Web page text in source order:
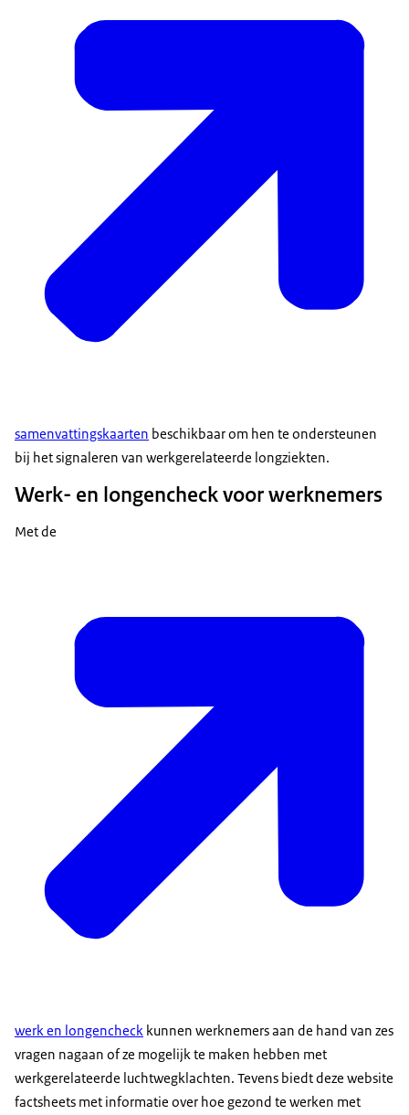
samenvattingskaarten beschikbaar om hen te ondersteunen
bij het signaleren van werkgerelateerde longziekten.
Werk- en longencheck voor werknemers
Met de
werk en longencheck kunnen werknemers aan de hand van zes
vragen nagaan of ze mogelijk te maken hebben met
werkgerelateerde luchtwegklachten. Tevens biedt deze website
factsheets met informatie over hoe gezond te werken met